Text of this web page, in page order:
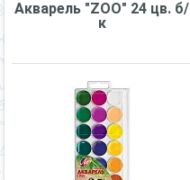
Акварель "ZOO" 24 цв. б/
к